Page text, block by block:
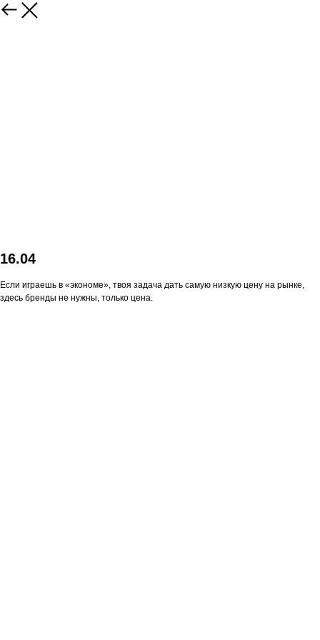
16.04
Если играешь в «экономе», твоя задача дать самую низкую цену на рынке,
здесь бренды не нужны, только цена.